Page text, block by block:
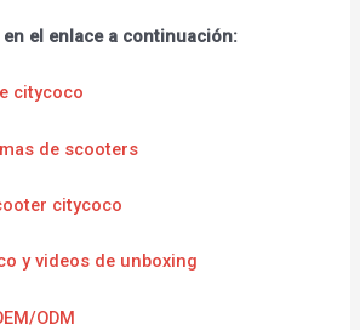
el enlace a continuación:
citycoco
de scooters
citycoco
y videos de unboxing
ODM